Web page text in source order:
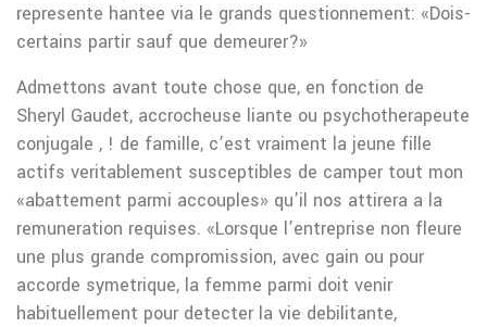
represente hantee via le grands questionnement: «Dois-
certains partir sauf que demeurer?»
Admettons avant toute chose que, en fonction de
Sheryl Gaudet, accrocheuse liante ou psychotherapeute
conjugale , ! de famille, c’est vraiment la jeune fille
actifs veritablement susceptibles de camper tout mon
«abattement parmi accouples» qu’il nos attirera a la
remuneration requises. «Lorsque l’entreprise non fleure
une plus grande compromission, avec gain ou pour
accorde symetrique, la femme parmi doit venir
habituellement pour detecter la vie debilitante,